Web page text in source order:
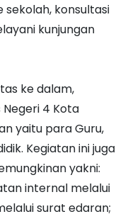
konsultasi
kunjungan
ke dalam,
4 Kota
yaitu para Guru,
Kegiatan ini juga
yakni:
internal melalui
surat edaran;